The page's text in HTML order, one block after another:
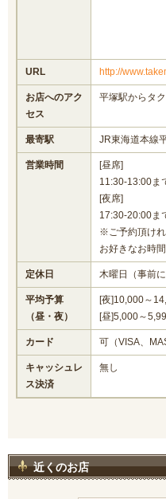
URL http://
お店へのアク
セス
平塚駅からタ
最寄駅 JR東海道本線
営業時間
[昼席]
11:30-13:00ま
[夜席]
17:30-20:00ま
※ご予約頂け
お好きなお時
定休日 木曜日（事前
平均予算
（昼・夜）
[夜]10,000～
[昼]5,000～
カード 可（VISA、
キャッシュレ
ス決済
無し
近くのお店